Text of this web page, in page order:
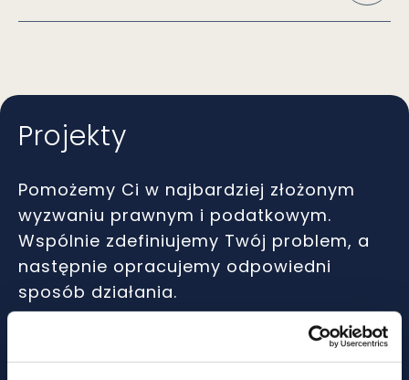
Projekty
Pomożemy Ci w najbardziej złożonym
wyzwaniu prawnym i podatkowym.
Wspólnie zdefiniujemy Twój problem, a
następnie opracujemy odpowiedni
sposób działania.
Sprawdź, jak wspieramy naszych
klientów.